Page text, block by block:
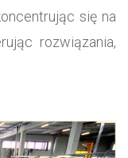
się na
rozwiązania,